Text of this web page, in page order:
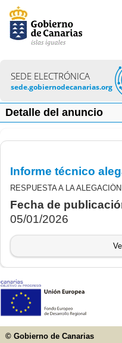
SEDE ELECTRÓNICA
sede.gobiernodecanarias.org
Detalle del anuncio
Informe técnico
Fecha de
05/01/2026
© Gobierno de Canarias